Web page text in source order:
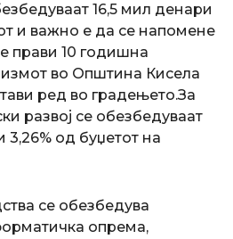
16,5 мил денари
и важно е да се напомене
прави 10 годишна
во Општина Кисела
ред во градењето.За
развој се обезбедуваат
од буџетот на
се обезбедува
опрема,